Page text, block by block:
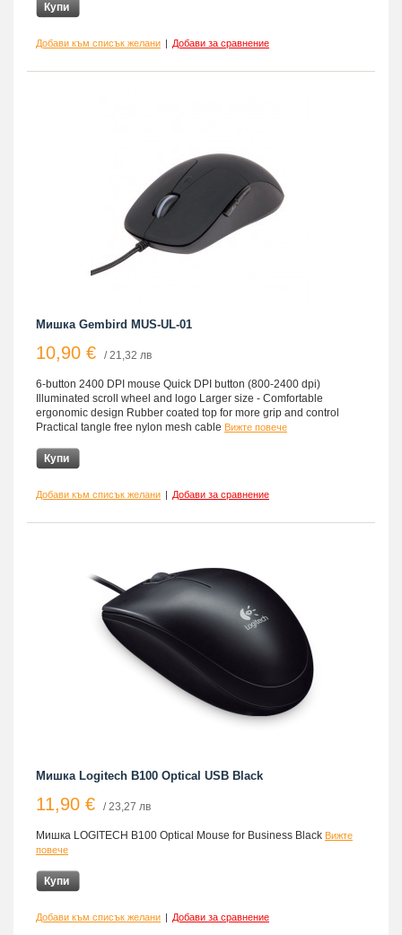
Купи
Добави към списък желани Добави за сравнение
Мишка Gembird MUS-UL-01
10,90 € / 21,32 лв
6-button 2400 DPI mouse Quick DPI button (800-2400 dpi)
Illuminated scroll wheel and logo Larger size - Comfortable
ergonomic design Rubber coated top for more grip and control
Practical tangle free nylon mesh cable Вижте повече
Купи
Добави към списък желани Добави за сравнение
Мишка Logitech B100 Optical USB Black
11,90 € / 23,27 лв
Мишка LOGITECH B100 Optical Mouse for Business Black Вижте
повече
Купи
Добави към списък желани Добави за сравнение